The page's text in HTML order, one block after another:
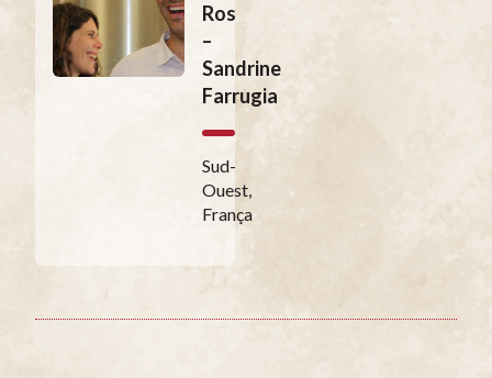
Ros
–
Sandrine
Farrugia
Sud-
Ouest,
França